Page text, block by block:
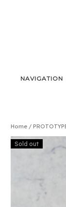
NAVIGATION
Home /
Sold out